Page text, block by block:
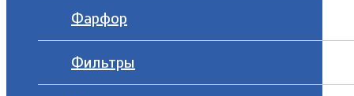
Фарфор
Фильтры